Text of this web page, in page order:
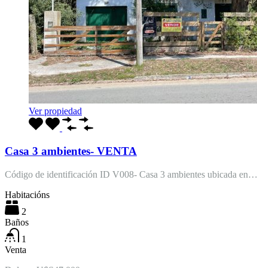
Ver propiedad
Casa 3 ambientes- VENTA
Código de identificación ID V008- Casa 3 ambientes ubicada en…
Habitacións
2
Baños
1
Venta